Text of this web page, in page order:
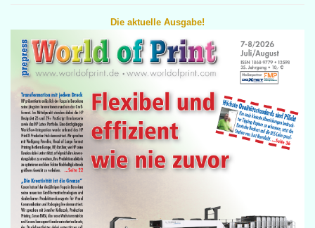
Die aktuelle Ausgabe!